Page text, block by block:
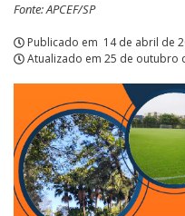
Fonte: APCEF/SP
Publicado em 14 de abril de
Atualizado em 25 de outubro